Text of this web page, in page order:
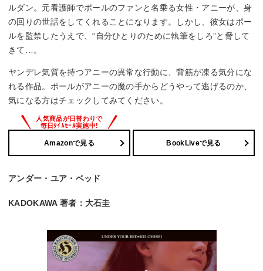
ルダン。元看護師でポールのファンと名乗る女性・アニーが、身
の回りの世話をしてくれることになります。しかし、彼女はポー
ルを監禁したうえで、“自分ひとりのために執筆をしろ”と脅して
きて…。
ヤンデレ気質を持つアニーの異常な行動に、背筋が凍る気分にな
れる作品。ポールがアニーの魔の手からどうやって逃げるのか、
気になる方はチェックしてみてください。
Amazonで見る BookLiveで見る
アンダー・ユア・ベッド
KADOKAWA 著者：大石圭